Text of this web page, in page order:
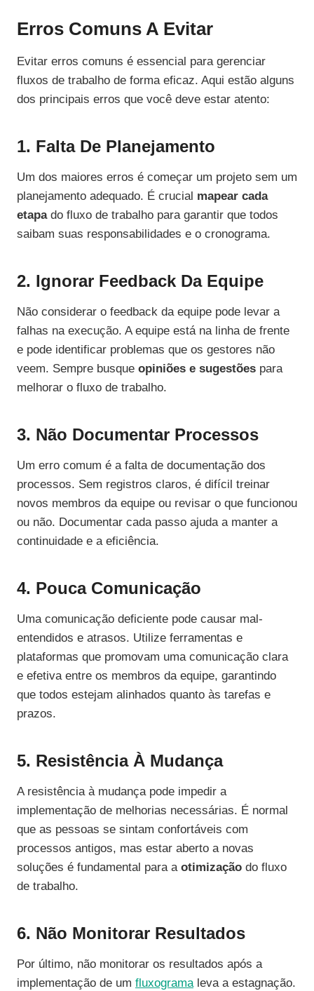
Erros Comuns A Evitar
Evitar erros comuns é essencial para gerenciar
fluxos de trabalho de forma eficaz. Aqui estão alguns
dos principais erros que você deve estar atento:
1. Falta De Planejamento
Um dos maiores erros é começar um projeto sem um
planejamento adequado. É crucial mapear cada
etapado fluxo de trabalho para garantir que todos
saibam suas responsabilidades e o cronograma.
2. Ignorar Feedback Da Equipe
Não considerar o feedback da equipe pode levar a
falhas na execução. A equipe está na linha de frente
e pode identificar problemas que os gestores não
veem. Sempre busque opiniões e sugestões para
melhorar o fluxo de trabalho.
3. Não Documentar Processos
Um erro comum é a falta de documentação dos
processos. Sem registros claros, é difícil treinar
novos membros da equipe ou revisar o que funcionou
ou não. Documentar cada passo ajuda a manter a
continuidade e a eficiência.
4. Pouca Comunicação
Uma comunicação deficiente pode causar mal-
entendidos e atrasos. Utilize ferramentas e
plataformas que promovam uma comunicação clara
e efetiva entre os membros da equipe, garantindo
que todos estejam alinhados quanto às tarefas e
prazos.
5. Resistência À Mudança
A resistência à mudança pode impedir a
implementação de melhorias necessárias. É normal
que as pessoas se sintam confortáveis com
processos antigos, mas estar aberto a novas
soluções é fundamental para a otimização do fluxo
de trabalho.
6. Não Monitorar Resultados
Por último, não monitorar os resultados após a
implementação de um fluxogramaleva a estagnação.